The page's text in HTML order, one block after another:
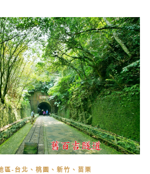
區-台北、桃園、新竹、苗栗